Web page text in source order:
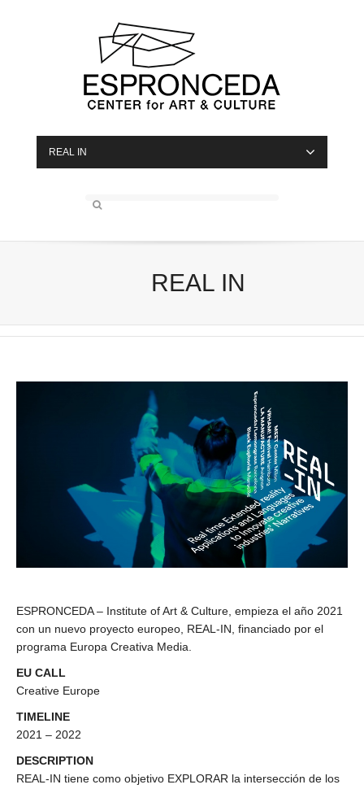
REAL IN
REAL IN
ESPRONCEDA – Institute of Art & Culture, empieza el año 2021
con un nuevo proyecto europeo, REAL-IN, financiado por el
programa Europa Creativa Media.
EU CALL
Creative Europe
TIMELINE
2021 – 2022
DESCRIPTION
REAL-IN tiene como objetivo EXPLORAR la intersección de los